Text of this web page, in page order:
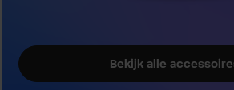
Bekijk alle